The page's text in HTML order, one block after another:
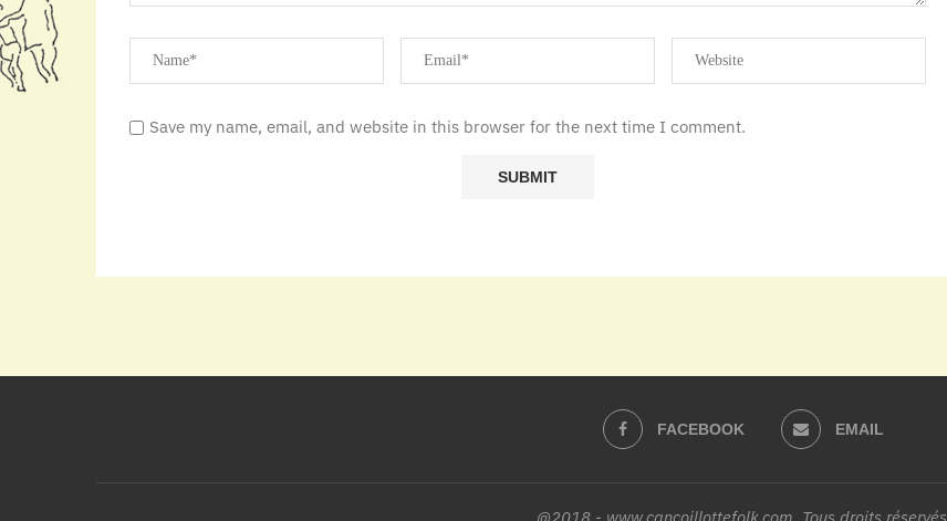
Save my name, email, and website in this browser for the next time I comment.
FACEBOOK EMAIL